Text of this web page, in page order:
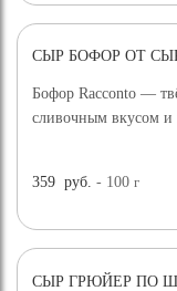
СЫР БОФОР ОТ
Бофор Racconto —
сливочным вкусом и
359 руб. - 100г
ХИТ ПРОДАЖ
СЫР ГРЮЙЕР ПО